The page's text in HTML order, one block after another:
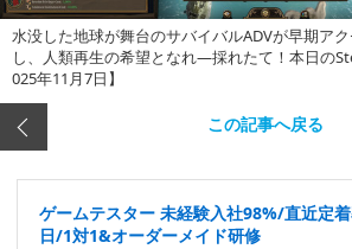
水没した地球が舞台のサバイバルADVが早期ア
し、人類再生の希望となれ―採れたて！本日の
025年11月7日】
この記事へ戻る
ゲームテスター 未経験入社98%/直近定
日/1対1&オーダーメイド研修